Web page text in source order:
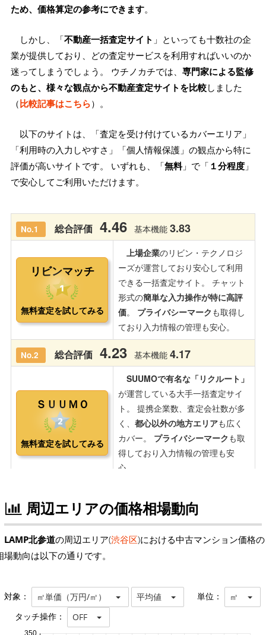
ため、価格算定の参考にできます。
しかし、「不動産一括査定サイト 」といっても十数社の企
業が提供しており、どの査定サービスを利用すればいいのか
迷ってしまうでしょう。 ウチノカチでは、 専門家による監修
のもと、様々な観点から不動産査定サイトを比較しました
（比較記事はこちら）。
以下のサイトは、「査定を受け付けているカバーエリア」
「利用時の入力しやすさ」「個人情報保護」の観点から特に
評価が高いサイトです。 いずれも、「無料」で「 １分程度 」
で安心してご利用いただけます。
周辺エリアの価格相場動向
LAMP北参道の周辺エリア(渋谷区)における中古マンション価格の
場動向は以下の通りです。
対象： ㎡単価（万円/㎡） 平均値 単位： ㎡
タッチ操作： OFF